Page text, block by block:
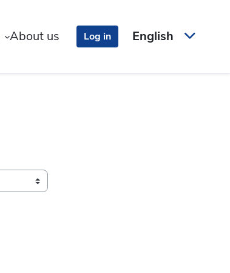
About us Log in English